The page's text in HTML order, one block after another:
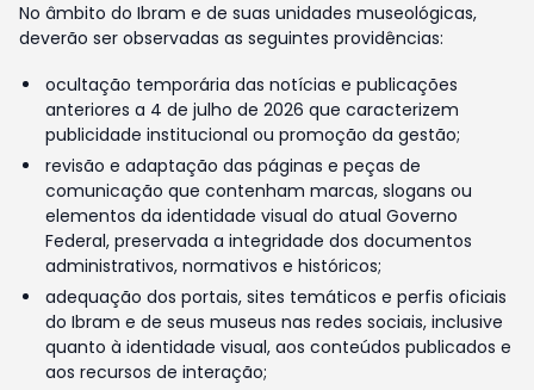
No âmbito do Ibram e de suas unidades museológicas,
deverão ser observadas as seguintes providências:
ocultação temporária das notícias e publicações
anteriores a 4 de julho de 2026 que caracterizem
publicidade institucional ou promoção da gestão;
revisão e adaptação das páginas e peças de
comunicação que contenham marcas, slogans ou
elementos da identidade visual do atual Governo
Federal, preservada a integridade dos documentos
administrativos, normativos e históricos;
adequação dos portais, sites temáticos e perfis oficiais
do Ibram e de seus museus nas redes sociais, inclusive
quanto à identidade visual, aos conteúdos publicados e
aos recursos de interação;